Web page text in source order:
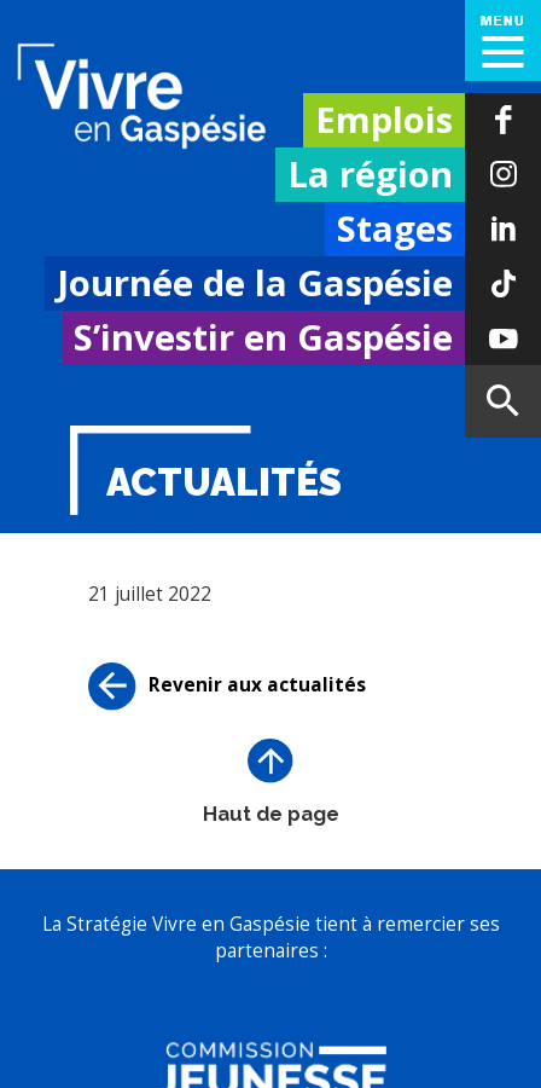
Emplois
La région
Stages
Journée de la Gaspésie
S’investir en Gaspésie
ACTUALITÉS
21 juillet 2022
Revenir aux actualités
Haut de page
La Stratégie Vivre en Gaspésie tient à remercier ses
partenaires :